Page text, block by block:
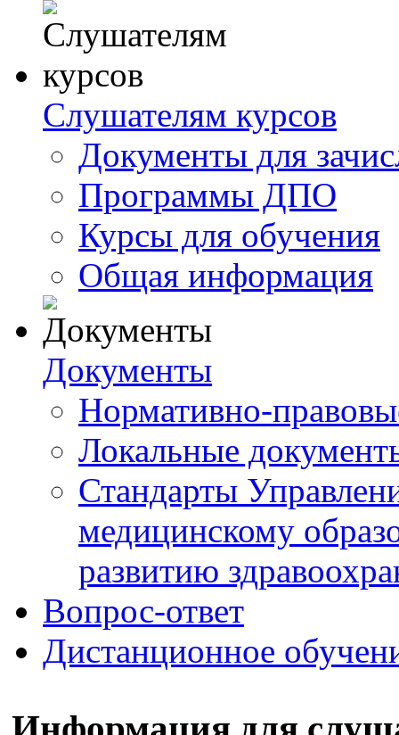
Слушателям курсов
Документы для
Программы ДПО
Курсы для обучения
Общая информация
Документы
Нормативно-
Локальные
Стандарты
медицинскому
развитию
Вопрос-ответ
Дистанционное